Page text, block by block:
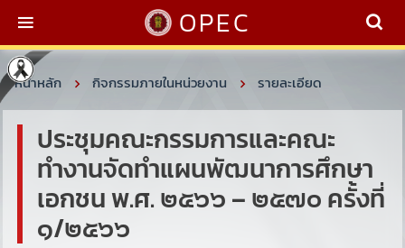
OPEC
หน้าหลัก กิจกรรมภายในหน่วยงาน รายละเอียด
ประชุมคณะกรรมการและคณะ
ทำงานจัดทำแผนพัฒนาการศึกษา
เอกชน พ.ศ. ๒๕๖๖ – ๒๕๗๐ ครั้งที่
๑/๒๕๖๖